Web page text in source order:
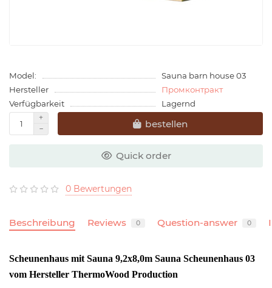
Model:
Sauna barn house 03
Hersteller
Промконтракт
Verfügbarkeit
Lagernd
bestellen
Quick order
0 Bewertungen
Beschreibung Reviews 0 Question-answer 0
Scheunenhaus mit Sauna 9,2x8,0m Sauna Scheunenhaus 03
vom Hersteller ThermoWood Production